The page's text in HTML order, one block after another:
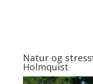
Natur og
Holmquist